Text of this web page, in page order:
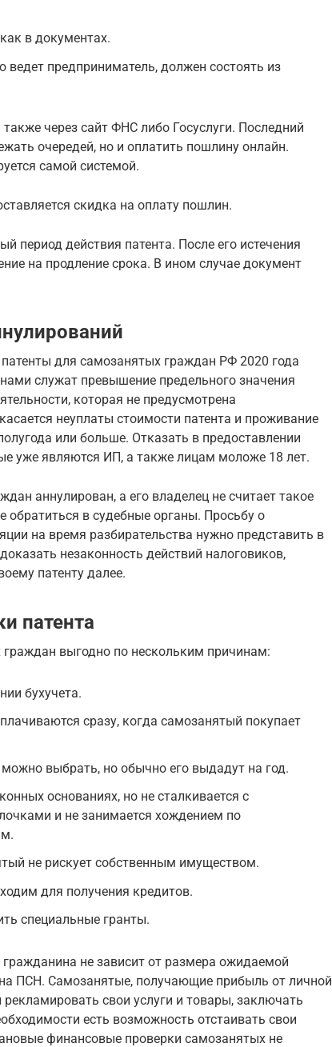
в документах.
ведет предприниматель, должен состоять из
через сайт ФНС либо Госуслуги. Последний
очередей, но и оплатить пошлину онлайн.
самой системой.
скидка на оплату пошлин.
период действия патента. После его истечения
на продление срока. В ином случае документ
для самозанятых граждан РФ 2020 года
служат превышение предельного значения
которая не предусмотрена
неуплаты стоимости патента и проживание
или больше. Отказать в предоставлении
уже являются ИП, а также лицам моложе 18 лет.
аннулирован, а его владелец не считает такое
обратиться в судебные органы. Просьбу о
на время разбирательства нужно представить в
незаконность действий налоговиков,
патенту далее.
патента
выгодно по нескольким причинам:
бухучета.
сразу, когда самозанятый покупает
выбрать, но обычно его выдадут на год.
основаниях, но не сталкивается с
и не занимается хождением по
не рискует собственным имуществом.
для получения кредитов.
специальные гранты.
не зависит от размера ожидаемой
ПСН. Самозанятые, получающие прибыль от личной
рекламировать свои услуги и товары, заключать
есть возможность отстаивать свои
финансовые проверки самозанятых не